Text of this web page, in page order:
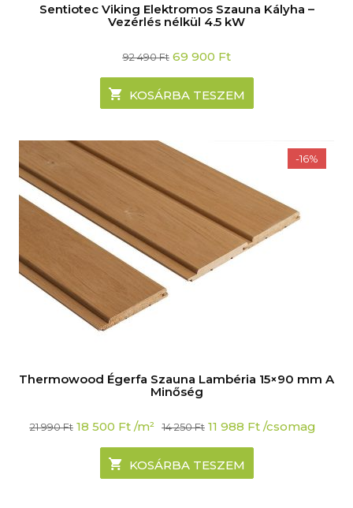
Sentiotec Viking Elektromos Szauna Kályha –
Vezérlés nélkül 4.5 kW
92 490Ft Original
was:
92
490 Ft.
69 900 FtCurrent
is:
69
900 Ft.
KOSÁRBA TESZEM
-16%
Thermowood Égerfa Szauna Lambéria 15×90 mm A
Minőség
21 990Ft Original
was:
990 Ft.
18 500 FtCurrent
is:
18
500 Ft.
/m² 14 250Ft 11 988 Ft /csomag
KOSÁRBA TESZEM